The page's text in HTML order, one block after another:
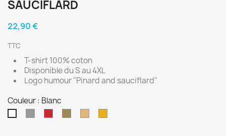
SAUCIFLARD
22,90 €
TTC
T-shirt 100% coton
Disponible du S au 4XL
Logo humour "Pinard and sauciflard"
Couleur : Blanc